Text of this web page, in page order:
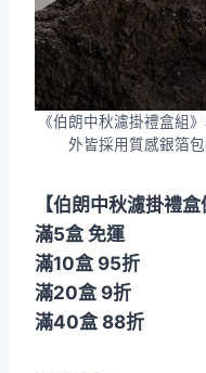
《伯朗中秋濾掛禮盒組
外皆採用質感銀箔
【伯朗中秋濾掛禮盒
滿5盒 免運
滿10盒 95折
滿20盒 9折
滿40盒 88折